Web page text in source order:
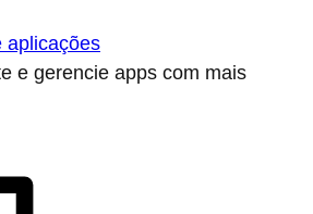
aplicações
e gerencie apps com mais